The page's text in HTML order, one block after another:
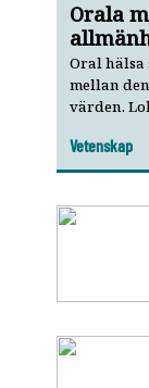
Orala
Oral hälsa
mellan
värden.
dysbios,
kopplats
cancer.
värden
Vetenskap